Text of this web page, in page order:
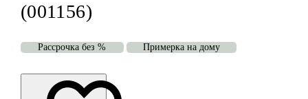
(001156)
Рассрочка без % Примерка на дому